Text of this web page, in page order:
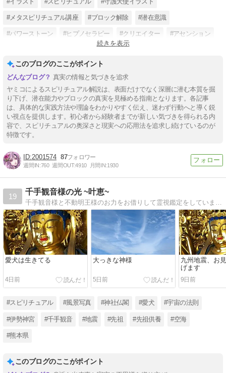
#メタスピリチュアル講座 #ブロック解除 #潜在意識
#パワーストーン #ヒプノセラピー #クリエイター #アセンション
続きを表示
このブログのここがポイント
真実の情報と気づきを追求
ヤミコによるスピリチュアル解説は、表面だけでなく深層に潜む本質を掘
り下げ、潜在能力やブロックの真実を見極める指南となります。各記事
は、具体的な実践方法や理論をわかりやすく伝え、迷わず行動へと導く鋭
い視点を提供します。初心者から経験者までが新しい気づきを得られる内
容で、スピリチュアルの奥深さと現実への応用法を追求し続けているのが
特徴です。
2001574 87
週間IN:760 週間OUT:4910 月間IN:1930
19
千手観音様の光 ~叶恵~
愛犬は生きてる
4日前
大っきな神様
5日前
九州地震、お
げます
9日前
#スピリチュアル #風景写真 #神社仏閣 #愛犬 #宇宙の法則
#伊勢神宮 #千手観音 #地震 #先祖 #先祖供養 #空海
#熊本県
このブログのここがポイント